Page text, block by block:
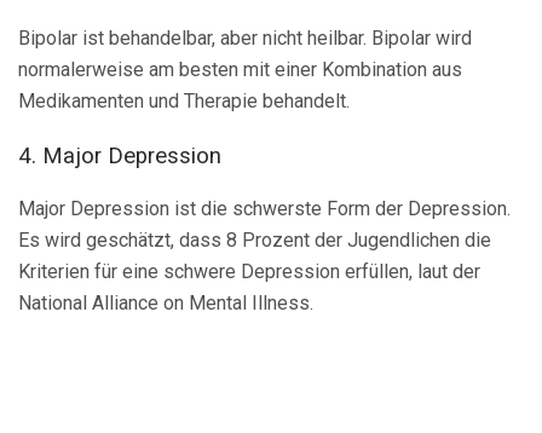
Bipolar ist behandelbar, aber nicht heilbar. Bipolar wird
normalerweise am besten mit einer Kombination aus
Medikamenten und Therapie behandelt.
4. Major Depression
Major Depression ist die schwerste Form der Depression.
Es wird geschätzt, dass 8 Prozent der Jugendlichen die
Kriterien für eine schwere Depression erfüllen, laut der
National Alliance on Mental Illness.